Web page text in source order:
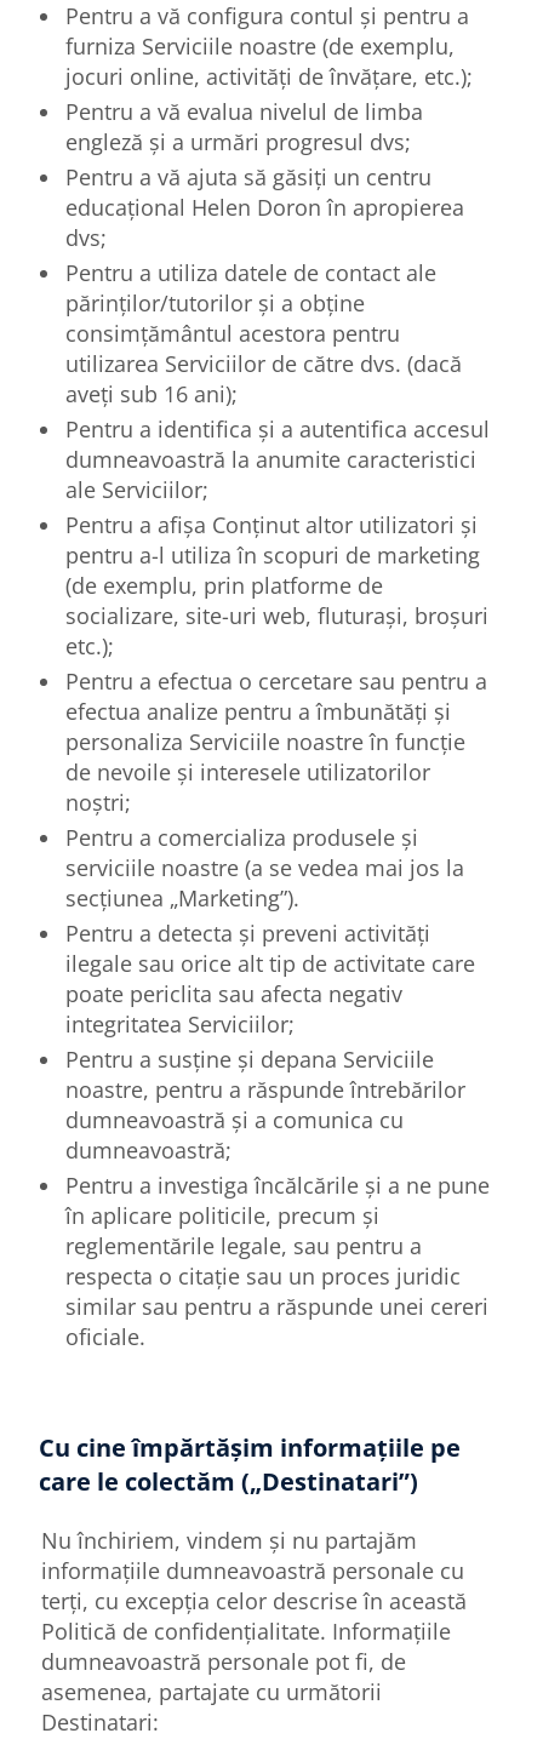
Pentru a vă configura contul și pentru a
furniza Serviciile noastre (de exemplu,
jocuri online, activități de învățare, etc.);
Pentru a vă evalua nivelul de limba
engleză și a urmări progresul dvs;
Pentru a vă ajuta să găsiți un centru
educațional Helen Doron în apropierea
dvs;
Pentru a utiliza datele de contact ale
părinților/tutorilor și a obține
consimțământul acestora pentru
utilizarea Serviciilor de către dvs. (dacă
aveți sub 16 ani);
Pentru a identifica și a autentifica accesul
dumneavoastră la anumite caracteristici
ale Serviciilor;
Pentru a afișa Conținut altor utilizatori și
pentru a-l utiliza în scopuri de marketing
(de exemplu, prin platforme de
socializare, site-uri web, fluturași, broșuri
etc.);
Pentru a efectua o cercetare sau pentru a
efectua analize pentru a îmbunătăți și
personaliza Serviciile noastre în funcție
de nevoile și interesele utilizatorilor
noștri;
Pentru a comercializa produsele și
serviciile noastre (a se vedea mai jos la
secțiunea „Marketing”).
Pentru a detecta și preveni activități
ilegale sau orice alt tip de activitate care
poate periclita sau afecta negativ
integritatea Serviciilor;
Pentru a susține și depana Serviciile
noastre, pentru a răspunde întrebărilor
dumneavoastră și a comunica cu
dumneavoastră;
Pentru a investiga încălcările și a ne pune
în aplicare politicile, precum și
reglementările legale, sau pentru a
respecta o citație sau un proces juridic
similar sau pentru a răspunde unei cereri
oficiale.
Cu cine împărtășim informațiile pe
care le colectăm („Destinatari”)
Nu închiriem, vindem și nu partajăm
informațiile dumneavoastră personale cu
terți, cu excepția celor descrise în această
Politică de confidențialitate. Informațiile
dumneavoastră personale pot fi, de
asemenea, partajate cu următorii
Destinatari: